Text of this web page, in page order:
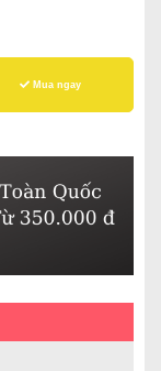
Mua ngay